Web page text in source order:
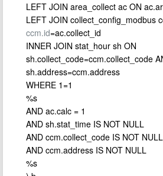
LEFT JOIN area_collect ac ON
LEFT JOIN collect_config_modbus
ccm.id=ac.collect_id
INNER JOIN stat_hour sh ON
sh.collect_code=ccm.collect_code
sh.address=ccm.address
WHERE 1=1
%s
AND ac.calc = 1
AND sh.stat_time IS NOT NULL
AND ccm.collect_code IS NOT NULL
AND ccm.address IS NOT NULL
%s